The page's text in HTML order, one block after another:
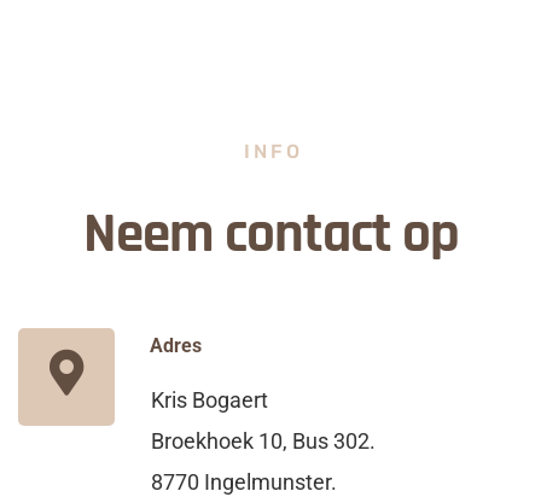
INFO
Neem contact op
Adres
Kris Bogaert
Broekhoek 10, Bus 302.
8770 Ingelmunster.